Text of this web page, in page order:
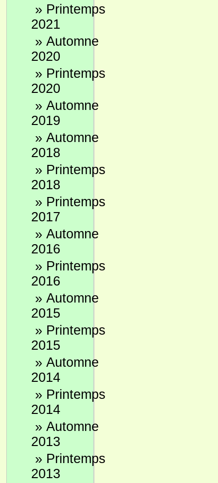
» Printemps
2021
» Automne
2020
» Printemps
2020
» Automne
2019
» Automne
2018
» Printemps
2018
» Printemps
2017
» Automne
2016
» Printemps
2016
» Automne
2015
» Printemps
2015
» Automne
2014
» Printemps
2014
» Automne
2013
» Printemps
2013